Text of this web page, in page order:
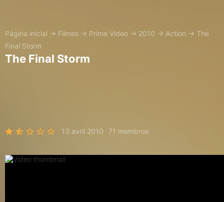
Página inicial → Filmes → Prime Video → 2010 → Action → The
Final Storm
The Final Storm
13 avril 2010 71 membros